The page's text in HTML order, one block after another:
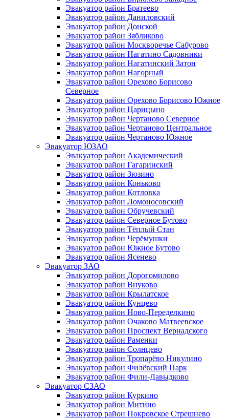
Эвакуатор район Братеево
Эвакуатор район Даниловский
Эвакуатор район Донской
Эвакуатор район Зябликово
Эвакуатор район Москворечье Сабурово
Эвакуатор район Нагатино Cадовники
Эвакуатор район Нагатинский Затон
Эвакуатор район Нагорный
Эвакуатор район Орехово Борисово
Северное
Эвакуатор район Орехово Борисово Южное
Эвакуатор район Царицыно
Эвакуатор район Чертаново Северное
Эвакуатор район Чертаново Центральное
Эвакуатор район Чертаново Южное
Эвакуатор ЮЗАО
Эвакуатор район Академический
Эвакуатор район Гагаринский
Эвакуатор район Зюзино
Эвакуатор район Коньково
Эвакуатор район Котловка
Эвакуатор район Ломоносовский
Эвакуатор район Обручевский
Эвакуатор район Северное Бутово
Эвакуатор район Тёплый Стан
Эвакуатор район Черёмушки
Эвакуатор район Южное Бутово
Эвакуатор район Ясенево
Эвакуатор ЗАО
Эвакуатор район Дорогомилово
Эвакуатор район Внуково
Эвакуатор район Крылатское
Эвакуатор район Кунцево
Эвакуатор район Ново-Переделкино
Эвакуатор район Очаково Матвеевское
Эвакуатор район Проспект Вернадского
Эвакуатор район Раменки
Эвакуатор район Солнцево
Эвакуатор район Тропарёво Никулино
Эвакуатор район Филёвский Парк
Эвакуатор район Фили-Давыдково
Эвакуатор СЗАО
Эвакуатор район Куркино
Эвакуатор район Митино
Эвакуатор район Покровское Стрешнево